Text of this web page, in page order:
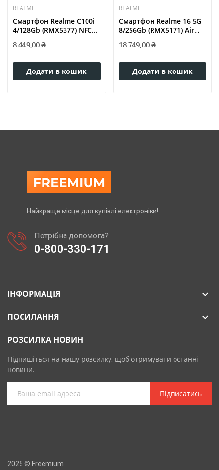
REALME
Смартфон Realme C100i
4/128Gb (RMX5377) NFC...
8 449,00 ₴
Додати в кошик
REALME
Смартфон Realme 16 5G
8/256Gb (RMX5171) Air
18 749,00 ₴
Додати в кошик
Найкраще місце для купівлі електроніки!
Потрібна допомога?
0-800-330-171
ІНФОРМАЦІЯ 
ПОСИЛАННЯ 
РОЗСИЛКА НОВИН
Підпишіться на нашу розсилку, щоб отримувати останні
новини.
Підписатись
2025 © Freemium